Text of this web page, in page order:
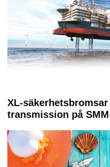
XL-
transmission på SMM